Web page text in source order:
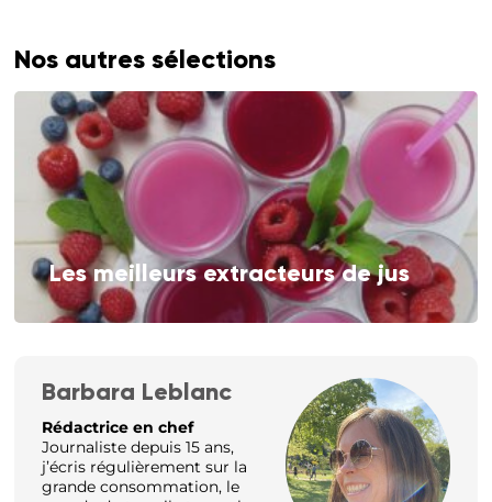
Nos autres sélections
Les meilleurs extracteurs de jus
Barbara Leblanc
Rédactrice en chef
Journaliste depuis 15 ans,
j’écris régulièrement sur la
grande consommation, le